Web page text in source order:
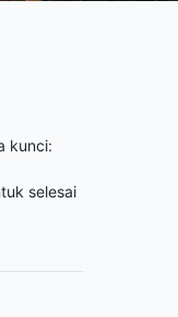
kunci:
selesai